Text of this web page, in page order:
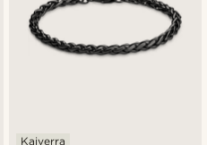
Kaiverra